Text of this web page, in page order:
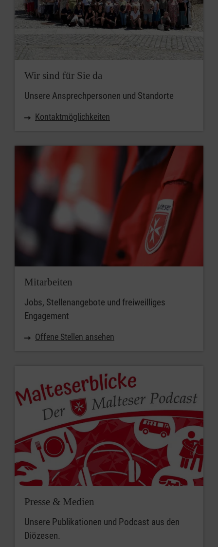
Wir sind für Sie da
Unsere Ansprechpersonen und Standorte
Kontaktmöglichkeiten
Mitarbeiten
Jobs, Stellenangebote und freiweilliges
Engagement
Offene Stellen ansehen
Presse & Medien
Unsere Publikationen und Podcast aus den
Diözesen.